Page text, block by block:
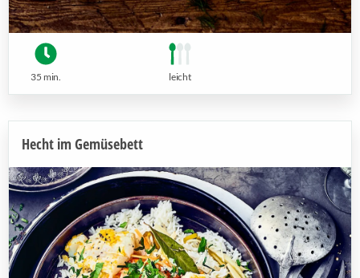
35 min. leicht
Hecht im Gemüsebett